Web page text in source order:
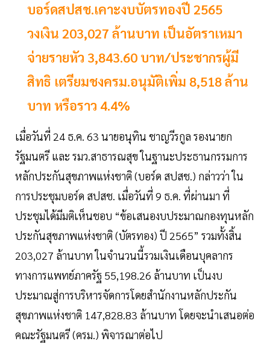
บอร์ดสปสช.เคาะงบบัตรทองปี 2565
วงเงิน 203,027 ล้านบาท เป็นอัตราเหมา
จ่ายรายหัว 3,843.60 บาท/ประชากรผู้มี
สิทธิ เตรียมชงครม.อนุมัติเพิ่ม 8,518 ล้าน
บาท หรือราว 4.4%
เมื่อวันที่ 24 ธ.ค. 63 นายอนุทิน ชาญวีรกูล รองนายก
รัฐมนตรี และ รมว.สาธารณสุข ในฐานะประธานกรรมการ
หลักประกันสุขภาพแห่งชาติ (บอร์ด สปสช.) กล่าวว่า ใน
การประชุมบอร์ด สปสช. เมื่อวันที่ 9 ธ.ค. ที่ผ่านมา ที่
ประชุมได้มีมติเห็นชอบ “ข้อเสนองบประมาณกองทุนหลัก
ประกันสุขภาพแห่งชาติ (บัตรทอง) ปี 2565” รวมทั้งสิ้น
203,027 ล้านบาท ในจำนวนนี้รวมเงินเดือนบุคลากร
ทางการแพทย์ภาครัฐ 55,198.26 ล้านบาท เป็นงบ
ประมาณสู่การบริหารจัดการโดยสำนักงานหลักประกัน
สุขภาพแห่งชาติ 147,828.83 ล้านบาท โดยจะนำเสนอต่อ
คณะรัฐมนตรี (ครม.) พิจารณาต่อไป